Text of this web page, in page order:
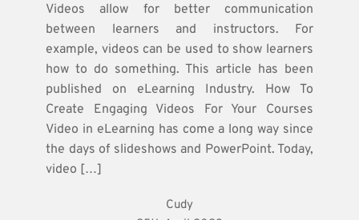
Videos allow for better communication
between learners and instructors. For
example, videos can be used to show learners
how to do something. This article has been
published on eLearning Industry. How To
Create Engaging Videos For Your Courses
Video in eLearning has come a long way since
the days of slideshows and PowerPoint. Today,
video […]
Cudy